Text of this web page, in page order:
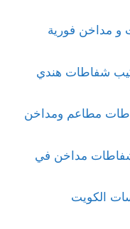
مداخن فورية
شفاطات هندي
مطاعم ومداخن
مداخن في
الكويت